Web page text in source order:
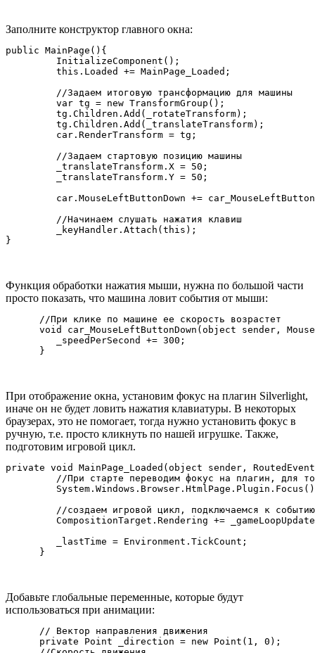
Заполните конструктор главного окна:
public MainPage(){
         InitializeComponent();
         this.Loaded += MainPage_Loaded;
         //Задаем итоговую трансформацию для машины
         var tg = new TransformGroup();
         tg.Children.Add(_rotateTransform);
         tg.Children.Add(_translateTransform);
         car.RenderTransform = tg;
         //Задаем стартовую позицию машины
         _translateTransform.X = 50;
         _translateTransform.Y = 50;
car.MouseLeftButtonDown +=
         //Начинаем слушать нажатия клавиш
         _keyHandler.Attach(this);
Функция обработки нажатия мыши, нужна по большой части
просто показать, что машина ловит события от мыши:
      //При клике по машине ее скорость возрастет
void car_MouseLeftButtonDown(object sender,
         _speedPerSecond += 300;
При отображение окна, установим фокус на плагин Silverlight,
иначе он не будет ловить нажатия клавиатуры. В некоторых
браузерах, это не помогает, тогда нужно установить фокус в
ручную, т.е. просто кликнуть по нашей игрушке. Также,
подготовим игровой цикл.
private void MainPage_Loaded(object sender,
//При старте переводим фокус на плагин, для
//создаем игровой цикл, подключаемся к
CompositionTarget.Rendering +=
         _lastTime = Environment.TickCount;
Добавьте глобальные переменные, которые будут
использоваться при анимации:
      // Вектор направления движения
      private Point _direction = new Point(1, 0);